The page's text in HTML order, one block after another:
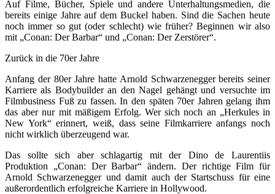
Auf Filme, Bücher, Spiele und andere Unterhaltungsmedien, die
bereits einige Jahre auf dem Buckel haben. Sind die Sachen heute
noch immer so gut (oder schlecht) wie früher? Beginnen wir also
mit „Conan: Der Barbar“ und „Conan: Der Zerstörer“.
Zurück in die 70er Jahre
Anfang der 80er Jahre hatte Arnold Schwarzenegger bereits seiner
Karriere als Bodybuilder an den Nagel gehängt und versuchte im
Filmbusiness Fuß zu fassen. In den späten 70er Jahren gelang ihm
das aber nur mit mäßigem Erfolg. Wer sich noch an „Herkules in
New York“ erinnert, weiß, dass seine Filmkarriere anfangs noch
nicht wirklich überzeugend war.
Das sollte sich aber schlagartig mit der Dino de Laurentiis
Produktion „Conan: Der Barbar“ ändern. Der richtige Film für
Arnold Schwarzenegger und damit auch der Startschuss für eine
außerordentlich erfolgreiche Karriere in Hollywood.